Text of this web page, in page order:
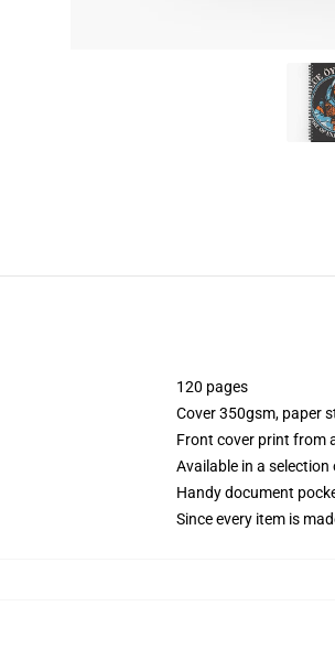
120 pages
Cover 350gsm, paper
Front cover print from
Available in a
Handy document
Since every item is